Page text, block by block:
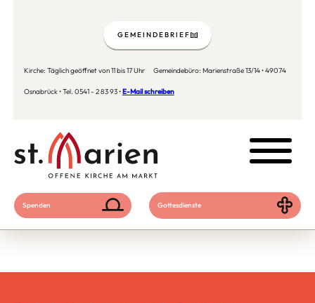
Kirche: Täglich geöffnet von 11 bis 17 Uhr Gemeindebüro: Marienstraße 13/14 • 49074
Osnabrück • Tel. 0541 - 2 83 93 •E-Mail schreiben
GEMEINDEBRIEF
Spenden Gottesdienste